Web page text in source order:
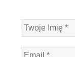
Twoje
Imię
*
Email